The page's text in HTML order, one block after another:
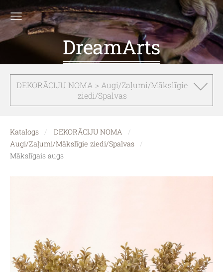
DreamArts
DEKORĀCIJU NOMA > Augi/Zaļumi/Mākslīgie
ziedi/Spalvas
Katalogs
DEKORĀCIJU NOMA
Augi/Zaļumi/Mākslīgie ziedi/Spalvas
Mākslīgais augs